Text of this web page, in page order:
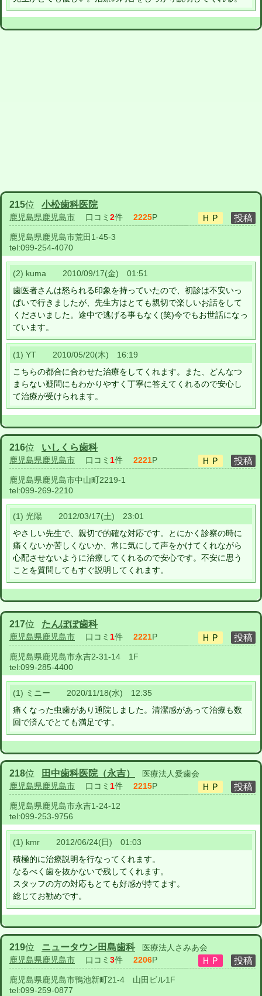
215位 小松歯科医院
鹿児島県鹿児島市 口コミ 2件 2225P
鹿児島県鹿児島市荒田1-45-3
tel:099-254-4070
(2) kuma 2010/09/17(金) 01:51
歯医者さんは怒られる印象を持っていたので、初診は不安いっ
ぱいで行きましたが、先生方はとても親切で楽しいお話をして
くださいました。途中で逃げる事もなく(笑)今でもお世話になっ
ています。
(1) YT 2010/05/20(木) 16:19
こちらの都合に合わせた治療をしてくれます。また、どんなつ
まらない疑問にもわかりやすく丁寧に答えてくれるので安心し
て治療が受けられます。
216位 いしくら歯科
鹿児島県鹿児島市 口コミ 1件 2221P
鹿児島県鹿児島市中山町2219-1
tel:099-269-2210
(1) 光陽 2012/03/17(土) 23:01
やさしい先生で、親切で的確な対応です。とにかく診察の時に
痛くないか苦しくないか、常に気にして声をかけてくれながら
心配させないように治療してくれるので安心です。不安に思う
ことを質問してもすぐ説明してくれます。
217位 たんぽぽ歯科
鹿児島県鹿児島市 口コミ 1件 2221P
鹿児島県鹿児島市永吉2-31-14 1F
tel:099-285-4400
(1) ミニー 2020/11/18(水) 12:35
痛くなった虫歯があり通院しました。清潔感があって治療も数
回で済んでとても満足です。
218位 田中歯科医院（永吉）
医療法人愛歯会
鹿児島県鹿児島市 口コミ 1件 2215P
鹿児島県鹿児島市永吉1-24-12
tel:099-253-9756
(1) kmr 2012/06/24(日) 01:03
積極的に治療説明を行なってくれます。
なるべく歯を抜かないで残してくれます。
スタッフの方の対応もとても好感が持てます。
総じてお勧めです。
219位 ニュータウン田島歯科
医療法人さみあ会
鹿児島県鹿児島市 口コミ 3件 2206P
鹿児島県鹿児島市鴨池新町21-4 山田ビル1F
tel:099-259-0877